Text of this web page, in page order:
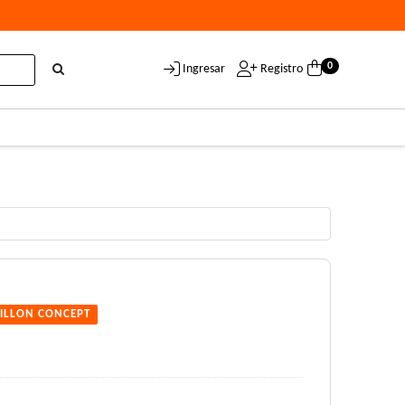
Ingresar Registro 0
CONCEPT